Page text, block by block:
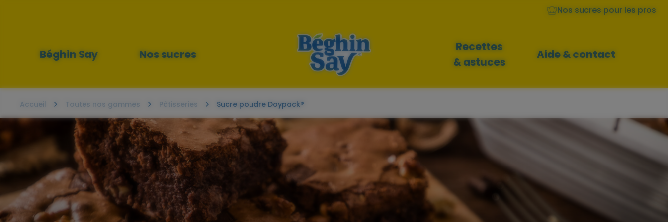
Nos sucres pour les pros
Béghin Say Nos sucres
Recettes
& astuces
Aide & contact
Accueil Toutes nos gammes Pâtisseries Sucre poudre Doypack®